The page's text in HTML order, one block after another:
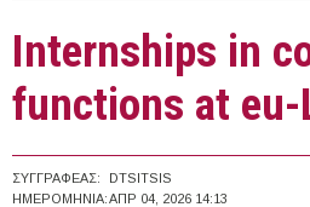
Ιnternships in
functions at eu-
ΣΥΓΓΡΑΦΈΑΣ:
DTSITSIS
ΗΜΕΡΟΜΗΝΊΑ:ΑΠΡ 04, 2026 14:13